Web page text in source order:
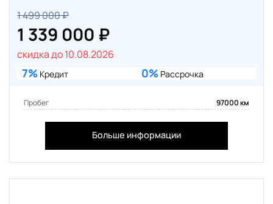
1 499 000 ₽
1 339 000 ₽
скидка до 10.08.2026
7% Кредит 0% Рассрочка
Пробег 97000 км
Больше информации